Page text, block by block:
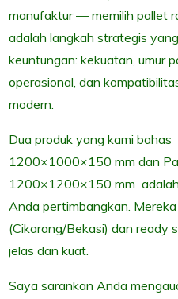
manufaktur — memilih pallet
adalah langkah strategis
keuntungan: kekuatan, umur
operasional, dan
modern.
Dua produk yang kami
1200×1000×150 mm dan
1200×1200×150 mm
Anda pertimbangkan.
(Cikarang/Bekasi) dan ready
jelas dan kuat.
Saya sarankan Anda